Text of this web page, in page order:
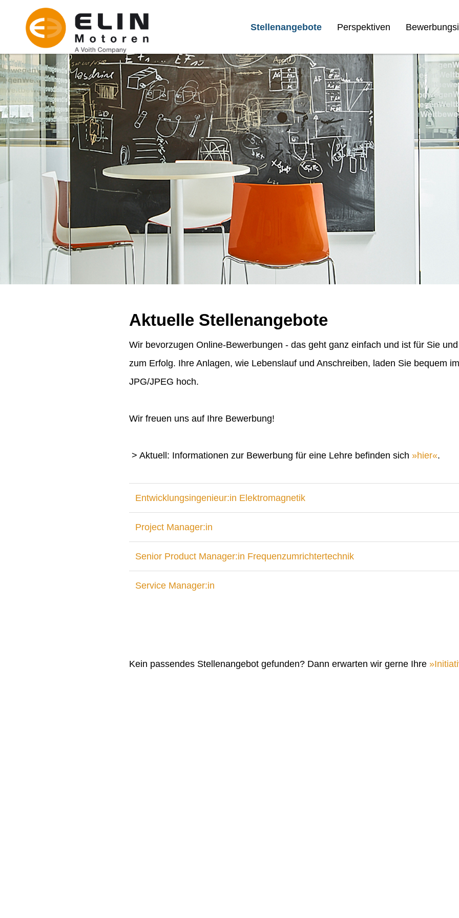
Stellenangebote Perspektiven
Aktuelle Stellenangebote
Wir bevorzugen Online-Bewerbungen - das geht ganz einfach und ist für Sie
zum Erfolg. Ihre Anlagen, wie Lebenslauf und Anschreiben, laden Sie bequem
JPG/JPEG hoch.
Wir freuen uns auf Ihre Bewerbung!
> Aktuell: Informationen zur Bewerbung für eine Lehre befinden sich hier .
Entwicklungsingenieur:in Elektromagnetik
Project Manager:in
Senior Product Manager:in Frequenzumrichtertechnik
Service Manager:in
Kein passendes Stellenangebot gefunden? Dann erwarten wir gerne Ihre